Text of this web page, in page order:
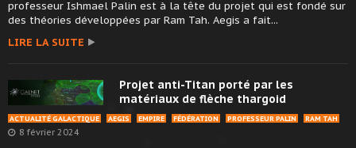
professeur Ishmael Palin est à la tête du projet qui est fondé sur
des théories développées par Ram Tah. Aegis a fait...
LIRE LA SUITE
Projet anti-Titan porté par les
matériaux de flèche thargoid
ACTUALITÉ GALACTIQUE AEGIS EMPIRE FÉDÉRATION PROFESSEUR PALIN RAM TAH
8 février 2024